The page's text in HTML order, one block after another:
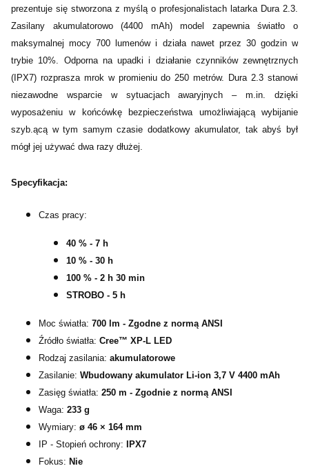
prezentuje się stworzona z myślą o profesjonalistach latarka Dura 2.3.
Zasilany akumulatorowo (4400 mAh) model zapewnia światło o
maksymalnej mocy 700 lumenów i działa nawet przez 30 godzin w
trybie 10%. Odporna na upadki i działanie czynników zewnętrznych
(IPX7) rozprasza mrok w promieniu do 250 metrów. Dura 2.3 stanowi
niezawodne wsparcie w sytuacjach awaryjnych – m.in. dzięki
wyposażeniu w końcówkę bezpieczeństwa umożliwiającą wybijanie
szyb.ącą w tym samym czasie dodatkowy akumulator, tak abyś był
mógł jej używać dwa razy dłużej.
Specyfikacja:
Czas pracy:
40 % - 7 h
10 % - 30 h
100 % - 2 h 30 min
STROBO - 5 h
Moc światła: 700 lm - Zgodne z normą ANSI
Źródło światła: Cree™ XP-L LED
Rodzaj zasilania: akumulatorowe
Zasilanie: Wbudowany akumulator Li-ion 3,7 V 4400 mAh
Zasięg światła: 250 m - Zgodnie z normą ANSI
Waga: 233 g
Wymiary: ø 46 × 164 mm
IP - Stopień ochrony:
IPX7
Fokus: Nie